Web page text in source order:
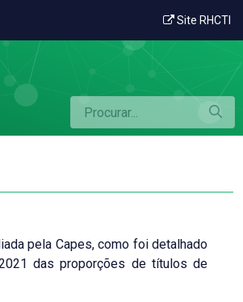
Site RHCTI
pela Capes, como foi detalhado
das proporções de títulos de